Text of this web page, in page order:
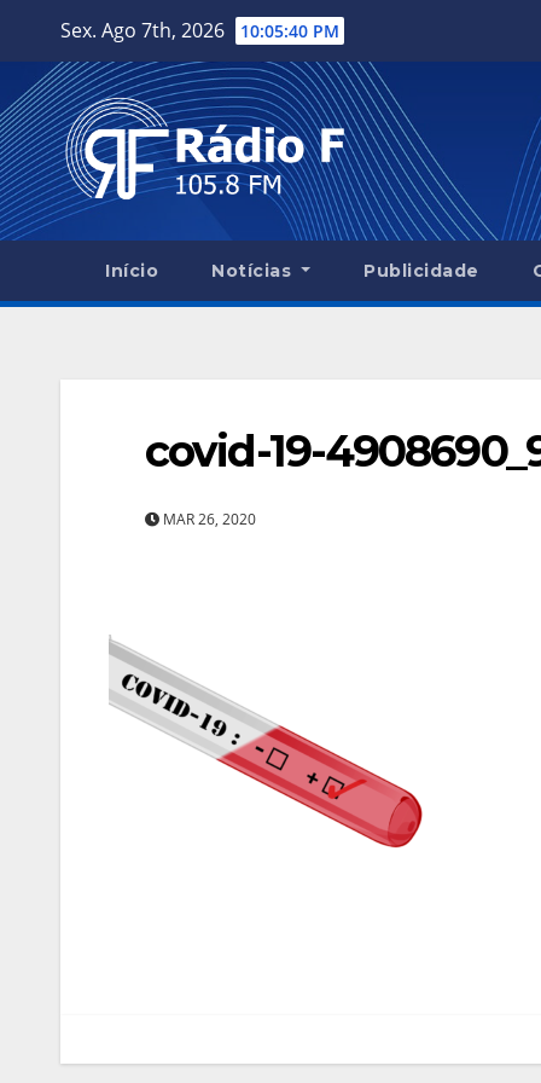
content
Sex. Ago 7th, 2026 10:05:41 PM
Início Notícias Publicidade
covid-19-
MAR 26, 2020